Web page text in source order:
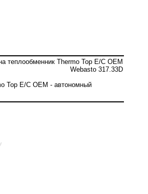
теплообменник Thermo Top E/C OEM
Webasto 317.33D
Top E/C OEM - автономный